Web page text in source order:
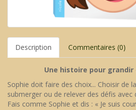
Description Commentaires (0)
Une histoire pour grandir
Sophie doit faire des choix... Choisir de
submerger ou de relever des défis avec
Fais comme Sophie et dis : « Je suis